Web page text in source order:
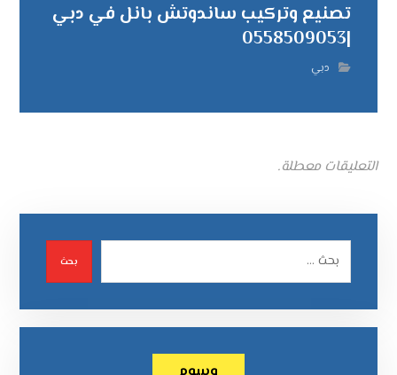
تصنيع وتركيب ساندوتش بانل في دبي
|0558509053
دبي
التعليقات معطلة.
بحث